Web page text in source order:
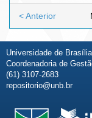
< Anterior
Universidade de
Coordenadoria de
(61) 3107-2683
repositorio@unb.br